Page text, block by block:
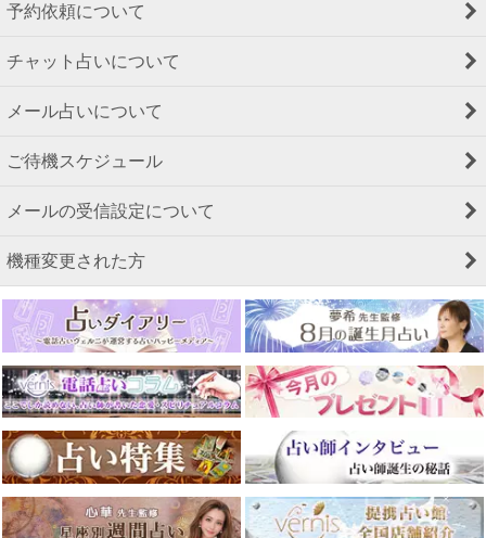
予約依頼について
チャット占いについて
メール占いについて
ご待機スケジュール
メールの受信設定について
機種変更された方